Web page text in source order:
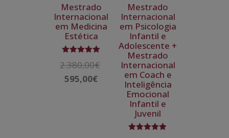
Mestrado
Internacional
em Medicina
Estética
4.92
2.380,00€
original
2.380,00€.
595,00€O
Mestrado
Internacional
em Psicologia
Infantil e
Adolescente +
Mestrado
Internacional
em Coach e
Inteligência
Emocional
Infantil e
Juvenil